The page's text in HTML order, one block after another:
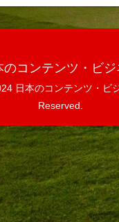
のコンテンツ・ビジ
日本のコンテンツ・ビ
Reserved.